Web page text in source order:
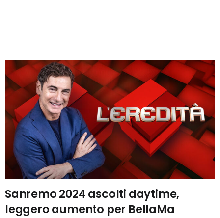
Sanremo 2024 ascolti daytime,
leggero aumento per BellaMa